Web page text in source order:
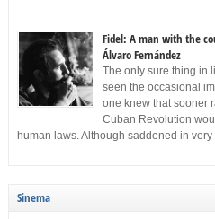
Fidel: A man with the
Álvaro Fernández
The only sure thing in
seen the occasional
one knew that sooner
Cuban Revolution
human laws. Although saddened in
Sinema